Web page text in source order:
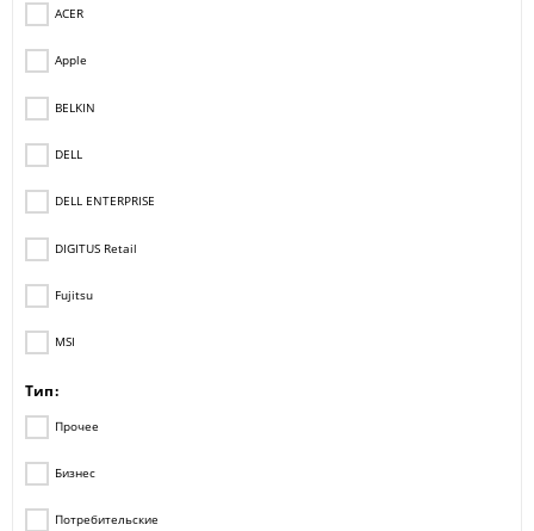
ACER
Apple
BELKIN
DELL
DELL ENTERPRISE
DIGITUS Retail
Fujitsu
MSI
Тип:
Прочее
Бизнес
Потребительские